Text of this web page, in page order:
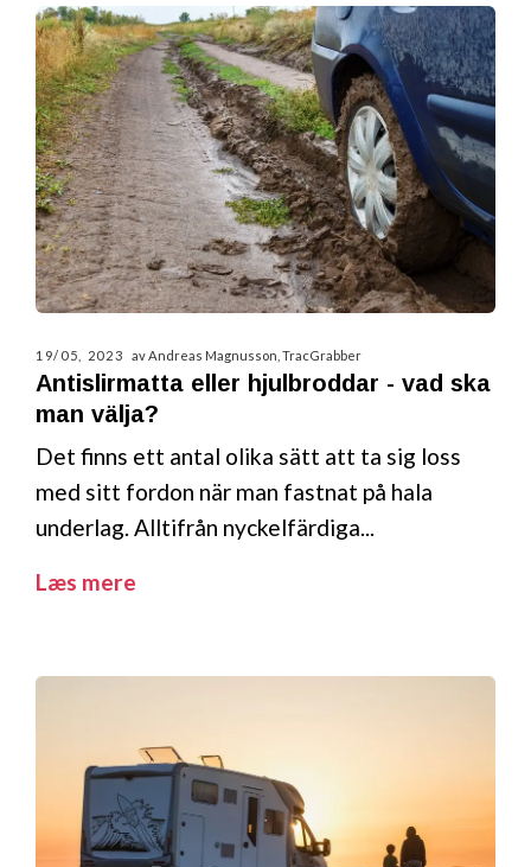
19/05, 2023 av Andreas Magnusson, TracGrabber
Antislirmatta eller hjulbroddar - vad ska
man välja?
Det finns ett antal olika sätt att ta sig loss
med sitt fordon när man fastnat på hala
underlag. Alltifrån nyckelfärdiga...
Læs mere